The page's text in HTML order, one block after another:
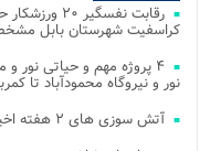
کراسفیت شهرستان بابل
۴ پروژه مهم و حیاتی نور و
نور و نیروگاه محمودآباد تا
آتش‌ سوزی‌ های ۲ هفته اخیر میانکاله عمدی بود